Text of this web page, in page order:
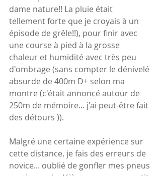
dame nature!! La pluie était
tellement forte que je croyais à un
épisode de grêle!!), pour finir avec
une course à pied à la grosse
chaleur et humidité avec très peu
d'ombrage (sans compter le dénivelé
absurde de 400m D+ selon ma
montre (c'était annoncé autour de
250m de mémoire... j'ai peut-être fait
des détours )).
Malgré une certaine expérience sur
cette distance, je fais des erreurs de
novice... oublié de gonfler mes pneus